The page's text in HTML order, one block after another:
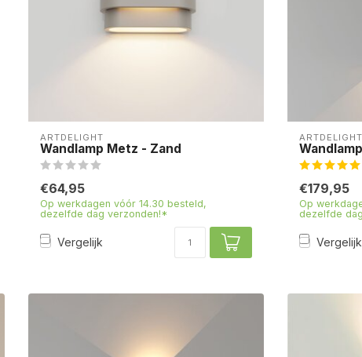
ARTDELIGHT
Wandlamp Metz - Zand
€64,95
Op werkdagen vóór 14.30 besteld,
dezelfde dag verzonden!*
Vergelijk
ARTDELIGHT
€179,95
Op
dezelfde
Vergelijk